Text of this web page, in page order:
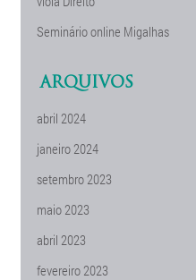
Seminário online Migalhas
ARQUIVOS
abril 2024
janeiro 2024
setembro 2023
maio 2023
abril 2023
fevereiro 2023